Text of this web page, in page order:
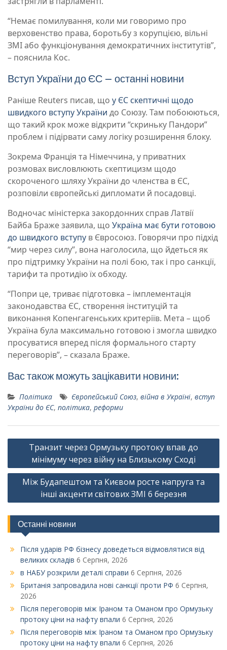
“Немає помилування, коли ми говоримо про
верховенство права, боротьбу з корупцією, вільні
ЗМІ або функціонування демократичних інститутів”,
– пояснила Кос.
Вступ України до ЄС – останні новини
Раніше Reuters писав, що у ЄС скептичні щодо
швидкого вступу України до Союзу. Там побоюються,
що такий крок може відкрити “скриньку Пандори”
проблем і підірвати саму логіку розширення блоку.
Зокрема Франція та Німеччина, у приватних
розмовах висловлюють скептицизм щодо
скороченого шляху України до членства в ЄС,
розповіли європейські дипломати й посадовці.
Водночас міністерка закордонних справ Латвії
Байба Браже заявила, що Україна має бути готовою
до швидкого вступу в Євросоюз. Говорячи про підхід
“мир через силу”, вона наголосила, що йдеться як
про підтримку України на полі бою, так і про санкції,
тарифи та протидію їх обходу.
“Попри це, триває підготовка – імплементація
законодавства ЄС, створення інституцій та
виконання Копенгагенських критеріїв. Мета – щоб
Україна була максимально готовою і змогла швидко
просуватися вперед після формального старту
переговорів”, – сказала Браже.
Вас також можуть зацікавити новини:
Політика Європейський Союз, війна в Україні, вступ
України до ЄС, політика, реформи
Навігація
записів
Транзит через Ормузьку протоку впав до
мінімуму через війну на Близькому Сході
Між Будапештом та Києвом росте напруга та
інші акценти світових ЗМІ 6 березня
Останні новини
Після ударів РФ бізнесу доведеться відмовлятися від
великих складів 6 Серпня, 2026
в НАБУ розкрили деталі справи 6 Серпня, 2026
Британія запровадила нові санкції проти РФ 6 Серпня,
2026
Після переговорів між Іраном та Оманом про Ормузьку
протоку ціни на нафту впали 6 Серпня, 2026
Після переговорів між Іраном та Оманом про Ормузьку
протоку ціни на нафту впали 6 Серпня, 2026